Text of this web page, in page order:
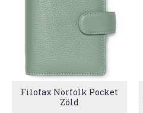
Filofax Norfolk Pocket
Zöld